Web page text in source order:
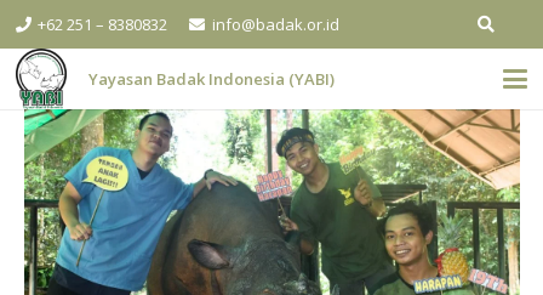
+62 251 – 8380832 info@badak.or.id
Yayasan Badak Indonesia (YABI)